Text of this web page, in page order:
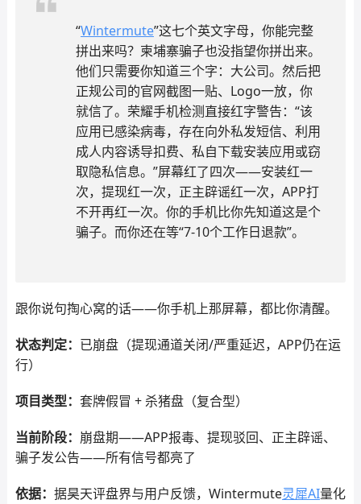
“Wintermute”这七个英文字母，你能完整
拼出来吗？柬埔寨骗子也没指望你拼出来。
他们只需要你知道三个字：大公司。然后把
正规公司的官网截图一贴、Logo一放，你
就信了。荣耀手机检测直接红字警告：“该
应用已感染病毒，存在向外私发短信、利用
成人内容诱导扣费、私自下载安装应用或窃
取隐私信息。”屏幕红了四次——安装红一
次，提现红一次，正主辟谣红一次，APP打
不开再红一次。你的手机比你先知道这是个
骗子。而你还在等“7-10个工作日退款”。
跟你说句掏心窝的话——你手机上那屏幕，都比你清醒。
状态判定： 已崩盘（提现通道关闭/严重延迟，APP仍在运
行）
项目类型： 套牌假冒 + 杀猪盘（复合型）
当前阶段： 崩盘期——APP报毒、提现驳回、正主辟谣、
骗子发公告——所有信号都亮了
依据： 据昊天评盘界与用户反馈，Wintermute灵犀AI量化